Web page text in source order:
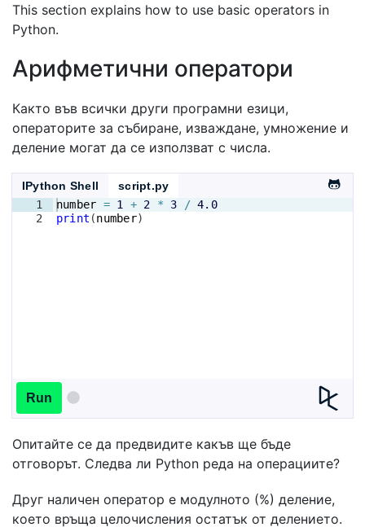
This section explains how to use basic operators in
Python.
Арифметични оператори
Както във всички други програмни езици,
операторите за събиране, изваждане, умножение и
деление могат да се използват с числа.
IPython Shell
script.py
1
2
number = 1 + 2 * 3 / 4.0
print (number)
Run
Опитайте се да предвидите какъв ще бъде
отговорът. Следва ли Python реда на операциите?
Друг наличен оператор е модулното (%) деление,
което връща целочисления остатък от делението.